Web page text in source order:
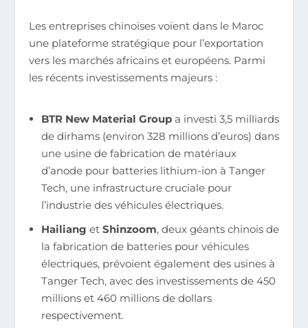
Les entreprises chinoises voient dans le Maroc
une plateforme stratégique pour l’exportation
vers les marchés africains et européens. Parmi
les récents investissements majeurs :
BTR New Material Groupa investi 3,5 milliards
de dirhams (environ 328 millions d’euros) dans
une usine de fabrication de matériaux
d’anode pour batteries lithium-ion à Tanger
Tech, une infrastructure cruciale pour
l’industrie des véhicules électriques.
Hailiang et Shinzoom, deux géants chinois de
la fabrication de batteries pour véhicules
électriques, prévoient également des usines à
Tanger Tech, avec des investissements de 450
millions et 460 millions de dollars
respectivement.